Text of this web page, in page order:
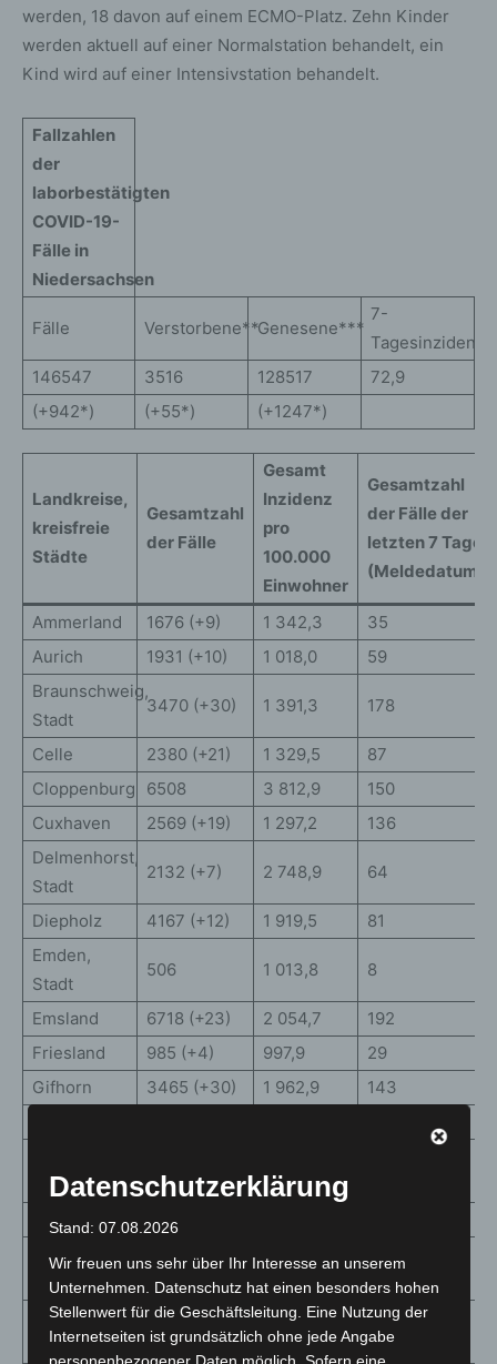
werden, 18 davon auf einem ECMO-Platz. Zehn Kinder
werden aktuell auf einer Normalstation behandelt, ein
Kind wird auf einer Intensivstation behandelt.
Fallzahlen
der
laborbestätigten
COVID-19-
Fälle in
Niedersachsen
Fälle Verstorbene**Genesene***
7-
Tagesinzidenz
146547
3516 128517
72,9
(+942*)
(+55*) (+1247*)
Landkreise,
kreisfreie
Städte
Gesamtzahl
der Fälle
Gesamt
Inzidenz
pro
100.000
Einwohner
Gesamtzahl
der Fälle der
letzten 7 Tage
(Meldedatum)
Ammerland 1676 (+9) 1 342,3
35
Aurich
1931 (+10) 1 018,0
59
Braunschweig,
Stadt
3470 (+30) 1 391,3 178
Celle 2380 (+21) 1 329,5
87
Cloppenburg
6508 3 812,9
150
Cuxhaven
2569 (+19) 1 297,2
136
Delmenhorst,
Stadt
2132 (+7) 2 748,9 64
Diepholz 4167 (+12) 1 919,5
81
Emden,
Stadt
506 1 013,8 8
Emsland 6718 (+23) 2 054,7
192
Friesland
985 (+4) 997,9
29
Gifhorn
3465 (+30) 1 962,9
143
Bentheim
3237 (+18) 2 360,0
Göttingen 4934 (+38)
Hameln-
Pyrmont
2499 (+13) 1 682,3 134
Hannover,
Region
27386
(+239)
2 366,7 1392
Datenschutzerklärung
Stand: 07.08.2026
Wir freuen uns sehr über Ihr Interesse an unserem
Unternehmen. Datenschutz hat einen besonders hohen
Stellenwert für die Geschäftsleitung. Eine Nutzung der
Internetseiten ist grundsätzlich ohne jede Angabe